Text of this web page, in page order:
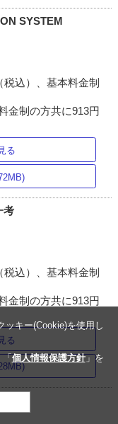
SYSTEM
込）、基本料金制
金制の方共に913円
る
考
込）、基本料金制
金制の方共に913円
る
ッキー(Cookie)を使用し
「個人情報保護方針」を